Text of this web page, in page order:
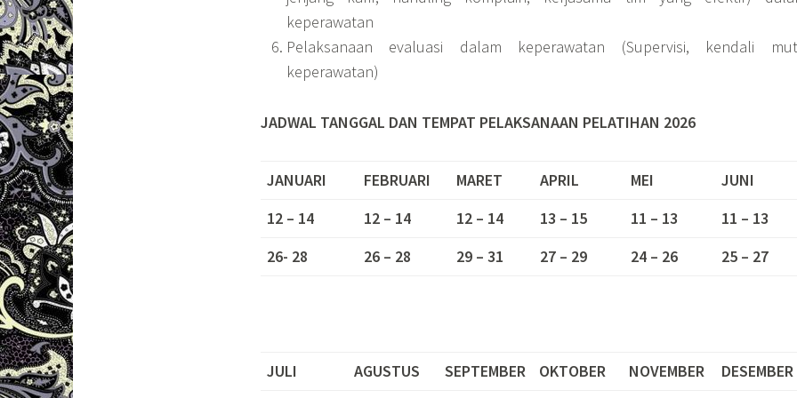
keperawatan
Pelaksanaan evaluasi dalam keperawatan (Supervisi, kendali
keperawatan)
JADWAL TANGGAL DAN TEMPAT PELAKSANAAN PELATIHAN 2026
JANUARI FEBRUARI MARET APRIL MEI
JUNI
12 – 14
12 – 14 12 – 14 13 – 15 11 – 13
11 – 13
26- 28
26 – 28 29 – 31 27 – 29 24 – 26 25 – 27
JULI AGUSTUS SEPTEMBER OKTOBER NOVEMBER DESEMBER